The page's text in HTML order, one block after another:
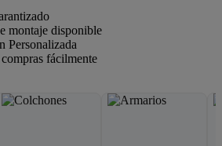
montaje disponible
Personalizada
fácilmente